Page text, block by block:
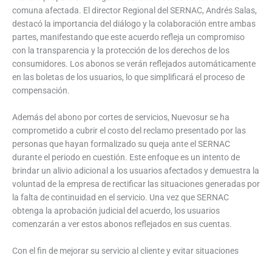
comuna afectada. El director Regional del SERNAC, Andrés Salas,
destacó la importancia del diálogo y la colaboración entre ambas
partes, manifestando que este acuerdo refleja un compromiso
con la transparencia y la protección de los derechos de los
consumidores. Los abonos se verán reflejados automáticamente
en las boletas de los usuarios, lo que simplificará el proceso de
compensación.
Además del abono por cortes de servicios, Nuevosur se ha
comprometido a cubrir el costo del reclamo presentado por las
personas que hayan formalizado su queja ante el SERNAC
durante el periodo en cuestión. Este enfoque es un intento de
brindar un alivio adicional a los usuarios afectados y demuestra la
voluntad de la empresa de rectificar las situaciones generadas por
la falta de continuidad en el servicio. Una vez que SERNAC
obtenga la aprobación judicial del acuerdo, los usuarios
comenzarán a ver estos abonos reflejados en sus cuentas.
Con el fin de mejorar su servicio al cliente y evitar situaciones